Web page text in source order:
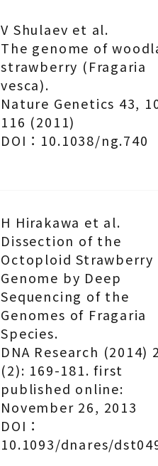
V Shulaev et al.
The genome of
strawberry (Fragaria
vesca).
Nature Genetics 43,
116 (2011)
DOI：10.1038/ng.740
H Hirakawa et al.
Dissection of the
Octoploid Strawberry
Genome by Deep
Sequencing of the
Genomes of Fragaria
Species.
DNA Research (2014)
(2): 169-181. first
published online:
November 26, 2013
DOI：
10.1093/dnares/